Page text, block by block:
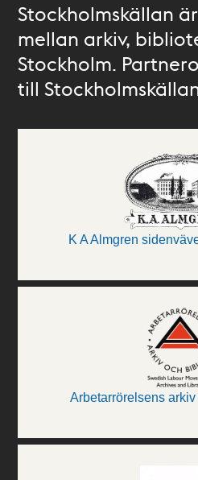
Stockholmskällan
mellan arkiv,
Stockholm.
till
K A Almgren
Arbetarrörelsens